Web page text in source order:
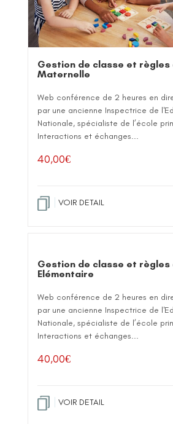
Gestion de classe et règles
Maternelle
Web conférence de 2 heures en
par une ancienne Inspectrice de
Nationale, spécialiste de l’école
Interactions et échanges...
40,00€
VOIR DETAIL
Gestion de classe et règles
Elémentaire
Web conférence de 2 heures en
par une ancienne Inspectrice de
Nationale, spécialiste de l’école
Interactions et échanges...
40,00€
VOIR DETAIL